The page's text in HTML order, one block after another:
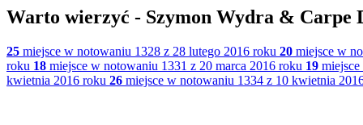
Warto wierzyć - Szymon Wydra & Carpe
25 miejsce w notowaniu 1328 z 28 lutego 2016 roku 20 miejsce w
roku 18 miejsce w notowaniu 1331 z 20 marca 2016 roku 19
kwietnia 2016 roku 26 miejsce w notowaniu 1334 z 10 kwietnia